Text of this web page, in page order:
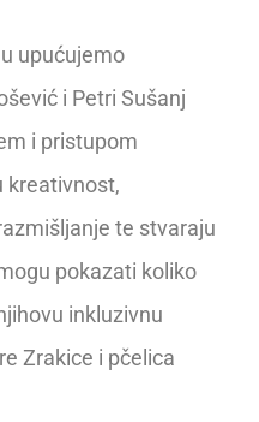
upućujemo
i Petri Sušanj
i pristupom
kreativnost,
te stvaraju
pokazati koliko
inkluzivnu
Zrakice i pčelica